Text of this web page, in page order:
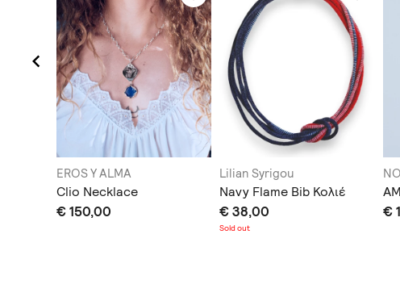
EROS Y ALMA
Clio Necklace
€ 150,00
Lilian Syrigou
Navy Flame Bib Koλιέ
€ 38,00
Sold out
€